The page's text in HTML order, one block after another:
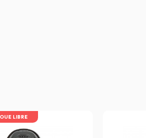
LIBRE